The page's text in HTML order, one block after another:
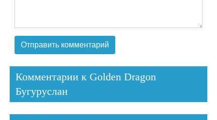
Комментарии к Golden Dragon
Бугуруслан